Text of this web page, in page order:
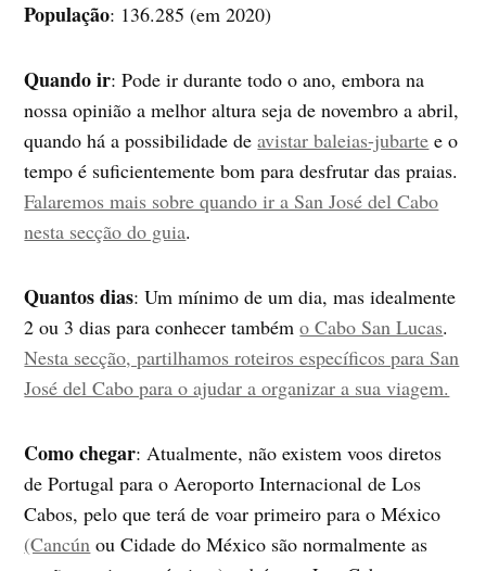
População: 136.285 (em 2020)
Quando ir: Pode ir durante todo o ano, embora na
nossa opinião a melhor altura seja de novembro a abril,
quando há a possibilidade deavistar baleias-jubarte e o
tempo é suficientemente bom para desfrutar das praias.
Falaremos mais sobre quando ir a San José del Cabo
nesta secção do guia.
Quantos dias: Um mínimo de um dia, mas idealmente
2 ou 3 dias para conhecer tambémo Cabo San Lucas.
Nesta secção, partilhamos roteiros específicos para San
José del Cabo para o ajudar a organizar a sua viagem.
Como chegar: Atualmente, não existem voos diretos
de Portugal para o Aeroporto Internacional de Los
Cabos, pelo que terá de voar primeiro para o México
(Cancún ou Cidade do México são normalmente as